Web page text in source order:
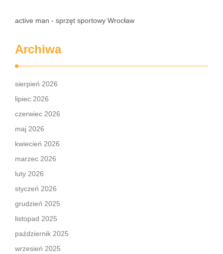
active man - sprzęt sportowy Wrocław
Archiwa
sierpień 2026
lipiec 2026
czerwiec 2026
maj 2026
kwiecień 2026
marzec 2026
luty 2026
styczeń 2026
grudzień 2025
listopad 2025
październik 2025
wrzesień 2025